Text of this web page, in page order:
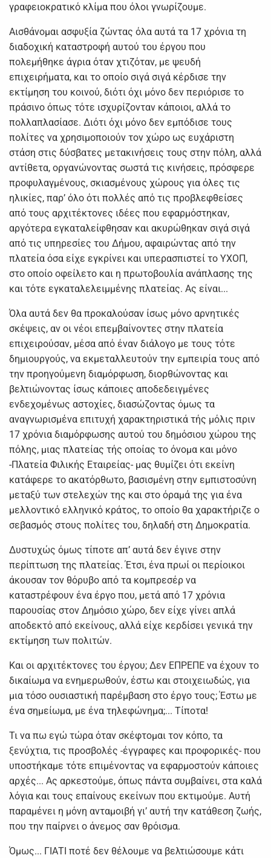
γραφειοκρατικό κλίμα που όλοι γνωρίζουμε.
Αισθάνομαι ασφυξία ζώντας όλα αυτά τα 17 χρόνια τη
διαδοχική καταστροφή αυτού του έργου που
πολεμήθηκε άγρια όταν χτιζόταν, με ψευδή
επιχειρήματα, και το οποίο σιγά σιγά κέρδισε την
εκτίμηση του κοινού, διότι όχι μόνο δεν περιόρισε το
πράσινο όπως τότε ισχυρίζονταν κάποιοι, αλλά το
πολλαπλασίασε. Διότι όχι μόνο δεν εμπόδισε τους
πολίτες να χρησιμοποιούν τον χώρο ως ευχάριστη
στάση στις δύσβατες μετακινήσεις τους στην πόλη, αλλά
αντίθετα, οργανώνοντας σωστά τις κινήσεις, πρόσφερε
προφυλαγμένους, σκιασμένους χώρους για όλες τις
ηλικίες, παρ’ όλο ότι πολλές από τις προβλεφθείσες
από τους αρχιτέκτονες ιδέες που εφαρμόστηκαν,
αργότερα εγκαταλείφθησαν και ακυρώθηκαν σιγά σιγά
από τις υπηρεσίες του Δήμου, αφαιρώντας από την
πλατεία όσα είχε εγκρίνει και υπερασπιστεί το ΥΧΟΠ,
στο οποίο οφείλετο και η πρωτοβουλία ανάπλασης της
και τότε εγκαταλελειμμένης πλατείας. Ας είναι...
Όλα αυτά δεν θα προκαλούσαν ίσως μόνο αρνητικές
σκέψεις, αν οι νέοι επεμβαίνοντες στην πλατεία
επιχειρούσαν, μέσα από έναν διάλογο με τους τότε
δημιουργούς, να εκμεταλλευτούν την εμπειρία τους από
την προηγούμενη διαμόρφωση, διορθώνοντας και
βελτιώνοντας ίσως κάποιες αποδεδειγμένες
ενδεχομένως αστοχίες, διασώζοντας όμως τα
αναγνωρισμένα επιτυχή χαρακτηριστικά τής μόλις πριν
17 χρόνια διαμόρφωσης αυτού του δημόσιου χώρου της
πόλης, μιας πλατείας τής οποίας το όνομα και μόνο
-Πλατεία Φιλικής Εταιρείας- μας θυμίζει ότι εκείνη
κατάφερε το ακατόρθωτο, βασισμένη στην εμπιστοσύνη
μεταξύ των στελεχών της και στο όραμά της για ένα
μελλοντικό ελληνικό κράτος, το οποίο θα χαρακτήριζε ο
σεβασμός στους πολίτες του, δηλαδή στη Δημοκρατία.
Δυστυχώς όμως τίποτε απ’ αυτά δεν έγινε στην
περίπτωση της πλατείας. Έτσι, ένα πρωί οι περίοικοι
άκουσαν τον θόρυβο από τα κομπρεσέρ να
καταστρέφουν ένα έργο που, μετά από 17 χρόνια
παρουσίας στον Δημόσιο χώρο, δεν είχε γίνει απλά
αποδεκτό από εκείνους, αλλά είχε κερδίσει γενικά την
εκτίμηση των πολιτών.
Και οι αρχιτέκτονες του έργου; Δεν ΕΠΡΕΠΕ να έχουν το
δικαίωμα να ενημερωθούν, έστω και στοιχειωδώς, για
μια τόσο ουσιαστική παρέμβαση στο έργο τους; Έστω με
ένα σημείωμα, με ένα τηλεφώνημα;... Τίποτα!
Τι να πω εγώ τώρα όταν σκέφτομαι τον κόπο, τα
ξενύχτια, τις προσβολές -έγγραφες και προφορικές- που
υποστήκαμε τότε επιμένοντας να εφαρμοστούν κάποιες
αρχές... Ας αρκεστούμε, όπως πάντα συμβαίνει, στα καλά
λόγια και τους επαίνους εκείνων που εκτιμούμε. Αυτή
παραμένει η μόνη ανταμοιβή γι’ αυτή την κατάθεση ζωής,
που την παίρνει ο άνεμος σαν θρόισμα.
Όμως... ΓΙΑΤΙ ποτέ δεν θέλουμε να βελτιώσουμε κάτι